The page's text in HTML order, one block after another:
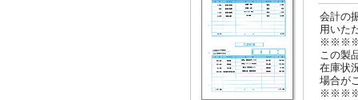
会計の
用いた
この製
在庫状
場合が